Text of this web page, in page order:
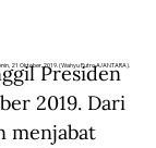
21 Oktober 2019. (Wahyu Putro A/ANTARA).
Presiden
2019. Dari
menjabat